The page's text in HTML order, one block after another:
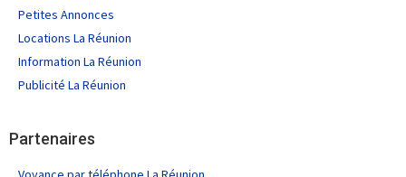
Petites Annonces
Locations La Réunion
Information La Réunion
Publicité La Réunion
Partenaires